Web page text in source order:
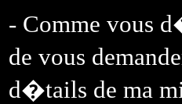
- Comme vous
de vous
d�tails de ma